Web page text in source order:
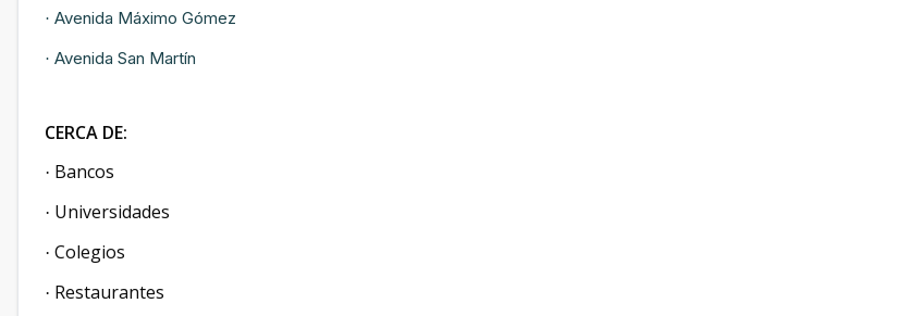
· Avenida Máximo Gómez
· Avenida San Martín
CERCA DE:
· Bancos
· Universidades
· Colegios
· Restaurantes